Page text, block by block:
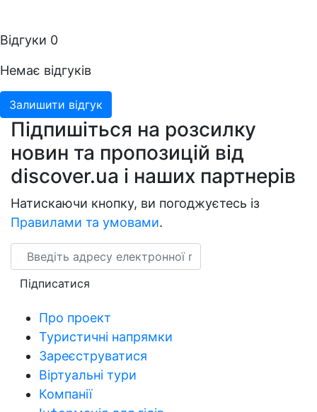
Відгуки 0
Немає відгуків
Залишити відгук
Підпишіться на розсилку
новин та пропозицій від
discover.ua і наших партнерів
Натискаючи кнопку, ви погоджуєтесь із
Правилами та умовами.
Email
Підписатися
Про проект
Туристичні напрямки
Зареєструватися
Віртуальні тури
Компанії